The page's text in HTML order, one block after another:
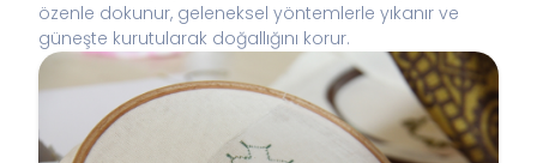
özenle dokunur, geleneksel yöntemlerle yıkanır ve
güneşte kurutularak doğallığını korur.